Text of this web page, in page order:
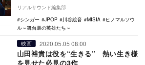
リアルサウンド編集部
シンガー
JPOP 川谷絵音 MISIA
ヒノマルソウ
ル～舞台裏の英雄たち～
映画 2020.05.05 08:00
山田裕貴は役を“生きる” 熱い生き様
を見せた必見の3作